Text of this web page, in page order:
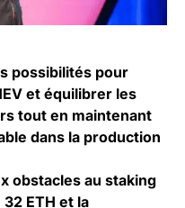
possibilités pour
et équilibrer les
tout en maintenant
dans la production
obstacles au staking
ETH et la